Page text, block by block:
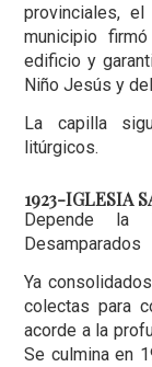
provinciales, el
municipio
edificio y
Niño Jesús y
La capilla
litúrgicos.
1923-IGLESIA
Depende la
Desamparados
Ya
colectas para
acorde a la
Se culmina en